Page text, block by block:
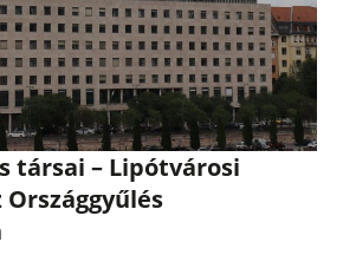
társai – Lipótvárosi